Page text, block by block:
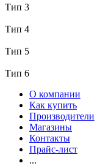
Тип 3
Тип 4
Тип 5
Тип 6
О компании
Как купить
Производители
Магазины
Контакты
Прайс-лист
...